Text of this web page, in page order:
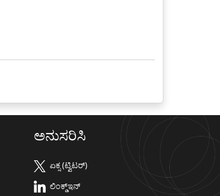
ಅನುಸರಿಸಿ
ಏಕ್ಸ (ಟ್ವಿಟರ್)
ಲಿಂಕ್ಡ್‌ಇನ್